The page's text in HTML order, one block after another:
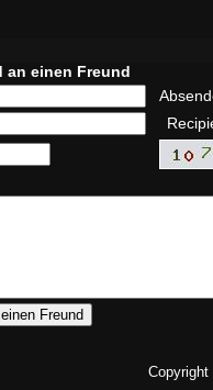
an einen Freund